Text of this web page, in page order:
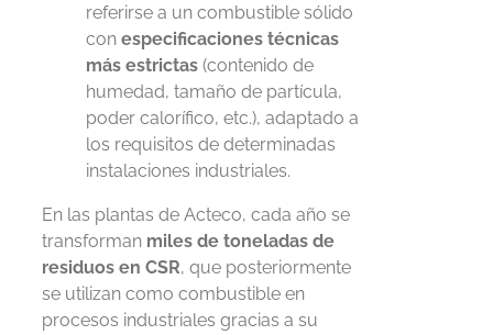
referirse a un combustible sólido
con especificaciones técnicas
más estrictas (contenido de
humedad, tamaño de partícula,
poder calorífico, etc.), adaptado a
los requisitos de determinadas
instalaciones industriales.
En las plantas de Acteco, cada año se
transforman miles de toneladas de
residuos en CSR, que posteriormente
se utilizan como combustible en
procesos industriales gracias a su